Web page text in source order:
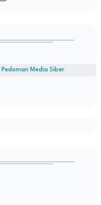
Pedoman Media Siber